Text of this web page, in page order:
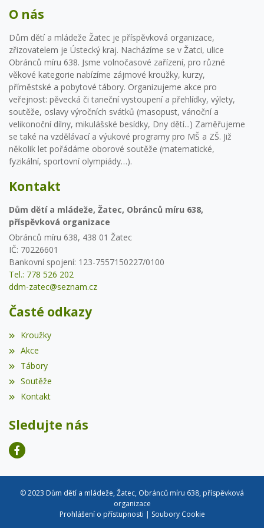
O nás
Dům dětí a mládeže Žatec je příspěvková organizace,
zřizovatelem je Ústecký kraj. Nacházíme se v Žatci, ulice
Obránců míru 638. Jsme volnočasové zařízení, pro různé
věkové kategorie nabízíme zájmové kroužky, kurzy,
příměstské a pobytové tábory. Organizujeme akce pro
veřejnost: pěvecká či taneční vystoupení a přehlídky, výlety,
soutěže, oslavy výročních svátků (masopust, vánoční a
velikonoční dílny, mikulášské besídky, Dny dětí...) Zaměřujeme
se také na vzdělávací a výukové programy pro MŠ a ZŠ. Již
několik let pořádáme oborové soutěže (matematické,
fyzikální, sportovní olympiády…).
Kontakt
Dům dětí a mládeže, Žatec, Obránců míru 638,
příspěvková organizace
Obránců míru 638, 438 01 Žatec
IČ: 70226601
Bankovní spojení: 123-7557150227/0100
Tel.: 778 526 202
ddm-zatec@seznam.cz
Časté odkazy
Kroužky
Akce
Tábory
Soutěže
Kontakt
Sledujte nás
© 2023 Dům dětí a mládeže, Žatec, Obránců míru 638, příspěvková
organizace
Prohlášení o přístupnosti | Soubory Cookie